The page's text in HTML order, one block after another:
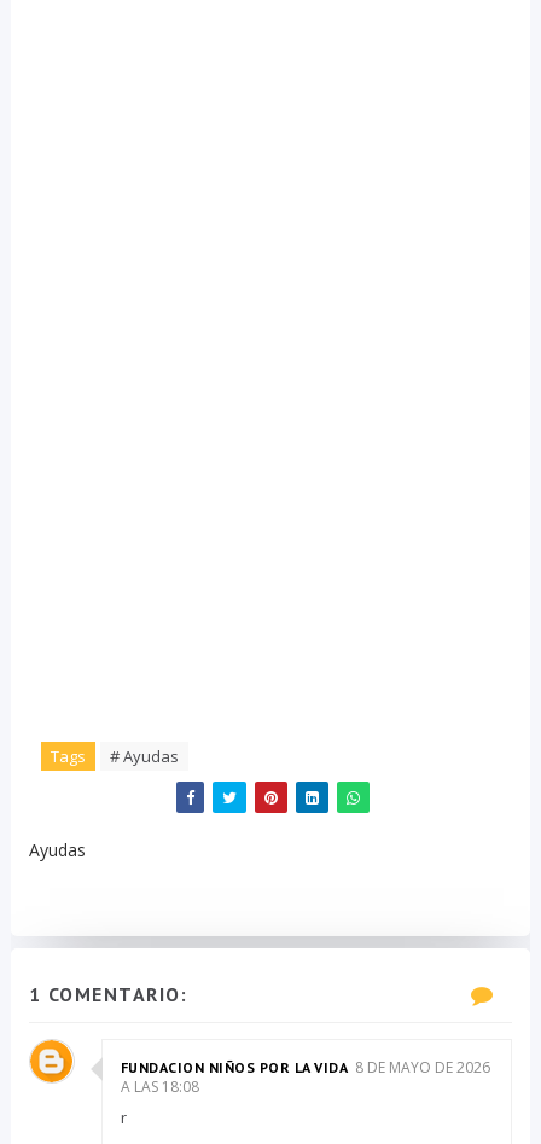
Tags # Ayudas
Ayudas
1 COMENTARIO:
FUNDACION NIÑOS POR LA VIDA 8 DE MAYO DE 2026
A LAS 18:08
r